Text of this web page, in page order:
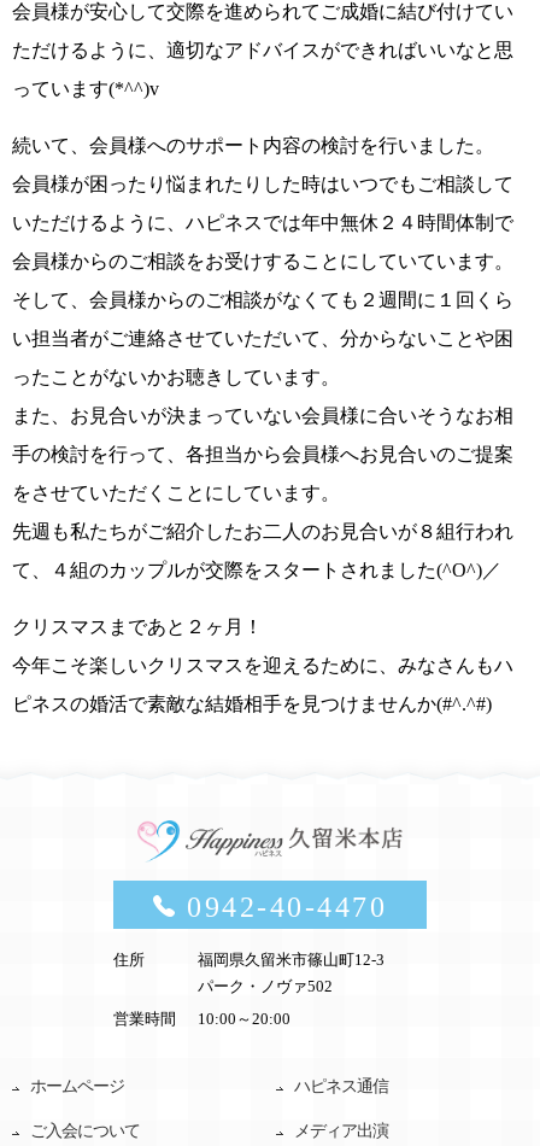
会員様が安心して交際を進められて ご成婚に結び付けてい
ただける ように、適切なアドバイスができればいいなと思
っています(*^^)v
続いて、 会員様へのサポート内容の検討を行いました。
会員様が困ったり悩まれたりした時はいつでもご相談して
いただけるように、 ハピネスでは年中無休２４時間体制で
会員様からのご相談をお受けすることにしていています。
そして、 会員様からのご相談がなくても２週間に１回くら
い担当者がご連絡させていただいて、分からないことや困
ったことがないかお聴きしています。
また、お見合いが決まっていない会員様に合いそうなお相
手の検討を行って、各担当から会員様へお見合いのご提案
をさせていただくことにしています。
先週も私たちがご紹介したお二人のお見合いが８組行われ
て、
４組のカップルが交際をスタート されました(^O^)／
クリスマスまであと２ヶ月！
今年こそ楽しいクリスマスを迎えるために、みなさんもハ
ピネスの婚活で素敵な結婚相手を見つけませんか(#^.^#)
0942-40-4470
住所
福岡県久留米市篠山町12-3
パーク・ノヴァ502
営業時間
10:00～20:00
ホームページ
ご入会について
ハピネス通信
メディア出演